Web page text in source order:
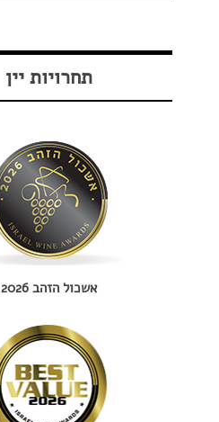
תחרויות יין
אשכול הזהב 2026